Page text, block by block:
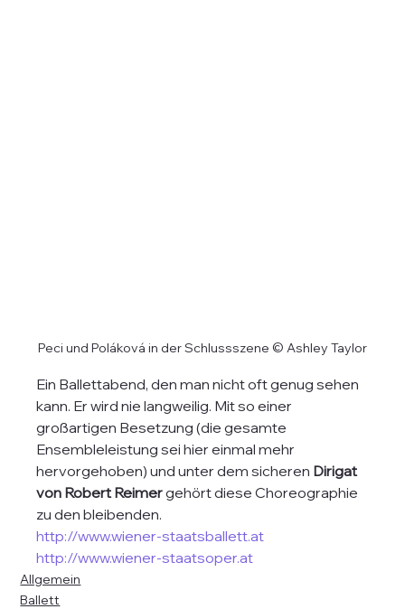
Peci und Poláková in der Schlussszene © Ashley Taylor
Ein Ballettabend, den man nicht oft genug sehen
kann. Er wird nie langweilig. Mit so einer
großartigen Besetzung (die gesamte
Ensembleleistung sei hier einmal mehr
hervorgehoben) und unter dem sicheren Dirigat
von Robert Reimer gehört diese Choreographie
zu den bleibenden.
http://www.wiener-staatsballett.at
http://www.wiener-staatsoper.at
Allgemein
Ballett